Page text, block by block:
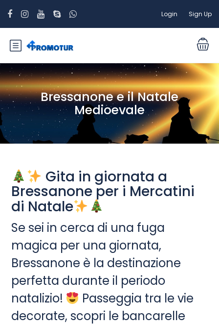
Login Sign Up
Bressanone e il Natale
Medioevale
Gita in giornata a
Bressanone per i Mercatini
di Natale
Se sei in cerca di una fuga
magica per una giornata,
Bressanone è la destinazione
perfetta durante il periodo
natalizio!
Passeggia tra le vie
decorate, scopri le bancarelle